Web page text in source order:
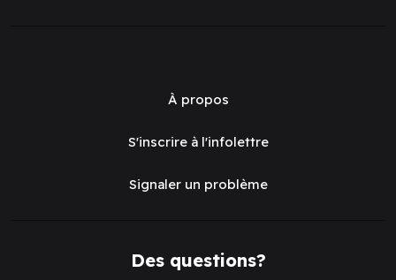
À propos
S'inscrire à l'infolettre
Signaler un problème
Des questions?